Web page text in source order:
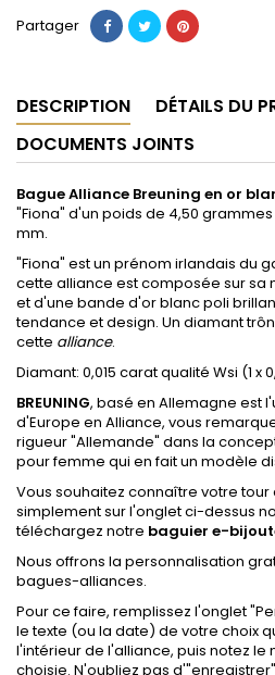
Partager
DESCRIPTION
DÉTAILS DU
DOCUMENTS JOINTS
Bague Alliance Breuning en or
"Fiona" d'un poids de 4,50
mm.
"Fiona" est un prénom irlandais du
cette alliance est composée sur sa
et d'une bande d'or blanc poli
tendance et design. Un diamant
cette alliance.
Diamant: 0,015 carat qualité Wsi (1 x
BREUNING, basé en Allemagne est
d'Europe en Alliance, vous
rigueur "Allemande" dans la
pour femme qui en fait un modèle
Vous souhaitez connaître votre tour
simplement sur l'onglet ci-dessus
téléchargez notre baguier e-
Nous offrons la personnalisation
bagues-alliances.
Pour ce faire, remplissez l'onglet
le texte (ou la date) de votre choix
l'intérieur de l'alliance, puis notez le
choisie. N'oubliez pas